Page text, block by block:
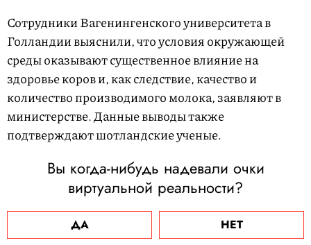
Сотрудники Вагенингенского университета в
Голландии выяснили, что условия окружающей
среды оказывают существенное влияние на
здоровье коров и, как следствие, качество и
количество производимого молока, заявляют в
министерстве. Данные выводы также
подтверждают шотландские ученые.
Вы когда-нибудь надевали очки
виртуальной реальности?
ДА НЕТ